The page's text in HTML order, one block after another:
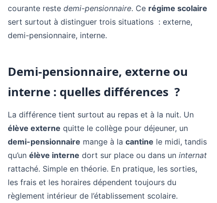
courante reste demi-pensionnaire. Ce régime scolaire
sert surtout à distinguer trois situations : externe,
demi-pensionnaire, interne.
Demi-pensionnaire, externe ou
interne : quelles différences ?
La différence tient surtout au repas et à la nuit. Un
élève externe quitte le collège pour déjeuner, un
demi-pensionnaire mange à la cantine le midi, tandis
qu’un élève interne dort sur place ou dans un internat
rattaché. Simple en théorie. En pratique, les sorties,
les frais et les horaires dépendent toujours du
règlement intérieur de l’établissement scolaire.